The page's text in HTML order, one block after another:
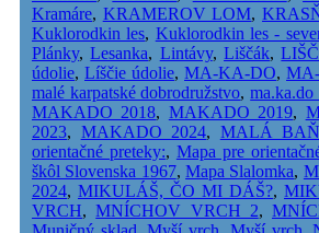
Kramáre, KRAMEROV LOM,
Kuklorodkin les, Kuklorodkin les -
Plánky,Lesanka, Lintávy,Liščák,
údolie, Líščie údolie, MA-KA-DO,
malé karpatské dobrodružstvo,ma.ka.do
MAKADO 2018, MAKADO 2019,
2023, MAKADO 2024, MALÁ
orientačné preteky:, Mapa pre
škôl Slovenska 1967,Mapa Slalomka,
2024, MIKULÁŠ, ČO MI DÁŠ?,
VRCH,MNÍCHOV VRCH 2,